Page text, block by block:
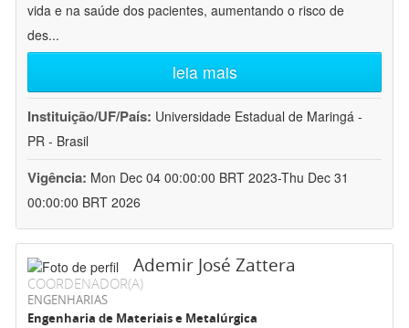
vida e na saúde dos pacientes, aumentando o risco de
des...
leia mais
Instituição/UF/País: Universidade Estadual de Maringá -
PR - Brasil
Vigência: Mon Dec 04 00:00:00 BRT 2023-Thu Dec 31
00:00:00 BRT 2026
Ademir José Zattera
COORDENADOR(A)
ENGENHARIAS
Engenharia de Materiais e Metalúrgica